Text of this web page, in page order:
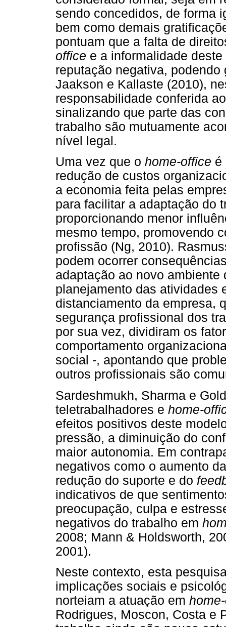
sendo concedidos, de forma
bem como demais
pontuam que a falta de
office e a informalidade
reputação negativa,
Jaakson e Kallaste (2010),
responsabilidade conferida
sinalizando que parte das
trabalho são mutuamente
nível legal.
Uma vez que o home-office é
redução de custos
a economia feita pelas
para facilitar a adaptação do
proporcionando menor
mesmo tempo, promovendo
profissão (Ng, 2010).
podem ocorrer
adaptação ao novo
planejamento das atividades
distanciamento da empresa,
segurança profissional dos
por sua vez, dividiram os
comportamento
social -, apontando que
outros profissionais são
Sardeshmukh, Sharma e
teletrabalhadores e home-
efeitos positivos deste
pressão, a diminuição do
maior autonomia. Em
negativos como o aumento
redução do suporte e do
indicativos de que
preocupação, culpa e
negativos do trabalho em
2008; Mann & Holdsworth,
2001).
Neste contexto, esta
implicações sociais e
norteiam a atuação em
Rodrigues, Moscon, Costa e